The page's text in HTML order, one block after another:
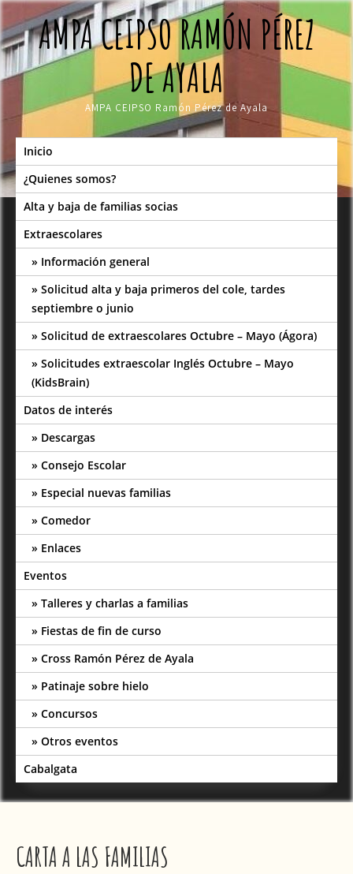
Skip
to
contentAMPA CEIPSO RAMÓN PÉREZ
DE AYALA
AMPA CEIPSO Ramón Pérez de Ayala
Inicio
¿Quienes somos?
Alta y baja de familias socias
Extraescolares
Información general
Solicitud alta y baja primeros del cole, tardes
septiembre o junio
Solicitud de extraescolares Octubre – Mayo (Ágora)
Solicitudes extraescolar Inglés Octubre – Mayo
(KidsBrain)
Datos de interés
Descargas
Consejo Escolar
Especial nuevas familias
Comedor
Enlaces
Eventos
Talleres y charlas a familias
Fiestas de fin de curso
Cross Ramón Pérez de Ayala
Patinaje sobre hielo
Concursos
Otros eventos
Cabalgata
CARTA A LAS FAMILIAS